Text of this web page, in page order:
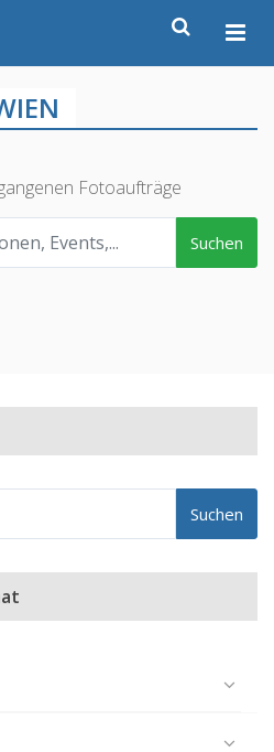
Fotoaufträge
Suchen
Suchen